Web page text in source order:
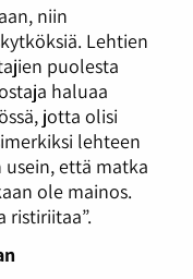
niin
Lehtien
puolesta
haluaa
jotta olisi
lehteen
että matka
ole mainos.
ristiriitaa”.